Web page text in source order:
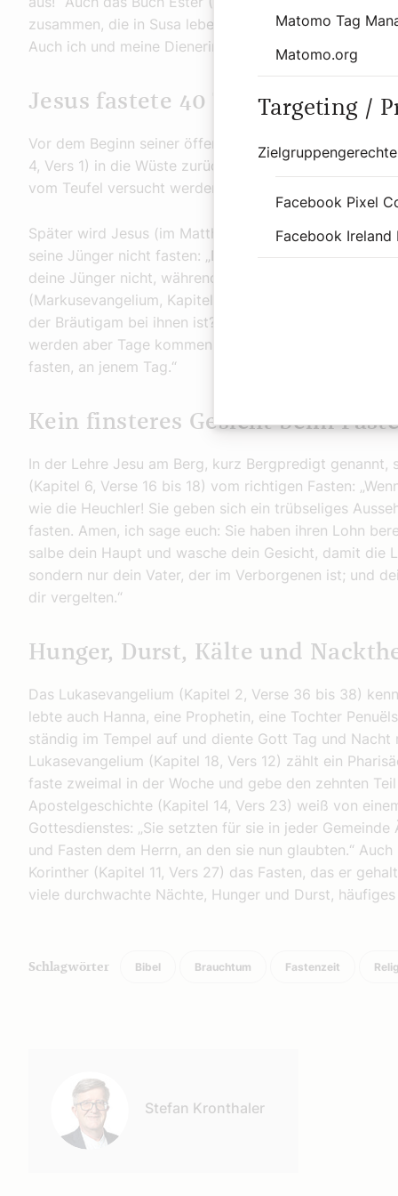
zusammen, die in Susa leben. Fastet für mich! Esst
Auch ich und meine Dienerinnen wollen ebenso fasten.“
Jesus fastete 40 Tage und 40
Vor dem Beginn seiner öffentlichen Wirksamkeit zog
4, Vers 1) in die Wüste zurück: „Dann wurde Jesus
vom Teufel versucht werden. Als er vierzig Tage und
Später wird Jesus (im Matthäusevangelium, Kapitel
seine Jünger nicht fasten: „Da kamen die Jünger des
deine Jünger nicht, während wir und die Pharisäer
(Markusevangelium, Kapitel 2, Verse 19 und 20):
der Bräutigam bei ihnen ist? Solange der Bräutigam
werden aber Tage kommen, da wird ihnen der
fasten, an jenem Tag.“
Kein finsteres Gesicht beim
In der Lehre Jesu am Berg, kurz Bergpredigt
(Kapitel 6, Verse 16 bis 18) vom richtigen Fasten:
wie die Heuchler! Sie geben sich ein trübseliges
fasten. Amen, ich sage euch: Sie haben ihren Lohn
salbe dein Haupt und wasche dein Gesicht, damit die
sondern nur dein Vater, der im Verborgenen ist; und
dir vergelten.“
Hunger, Durst, Kälte und
Das Lukasevangelium (Kapitel 2, Verse 36 bis 38)
lebte auch Hanna, eine Prophetin, eine Tochter
ständig im Tempel auf und diente Gott Tag und Nacht
Lukasevangelium (Kapitel 18, Vers 12) zählt ein
faste zweimal in der Woche und gebe den zehnten
Apostelgeschichte (Kapitel 14, Vers 23) weiß von
Gottesdienstes: „Sie setzten für sie in jeder
und Fasten dem Herrn, an den sie nun glaubten.“
Korinther (Kapitel 11, Vers 27) das Fasten, das er
viele durchwachte Nächte, Hunger und Durst,
Schlagwörter Bibel Brauchtum Fastenzeit
Stefan Kronthaler
Matomo Tag
Matomo.org
Targeting /
Facebook Pixel
Facebook Ireland